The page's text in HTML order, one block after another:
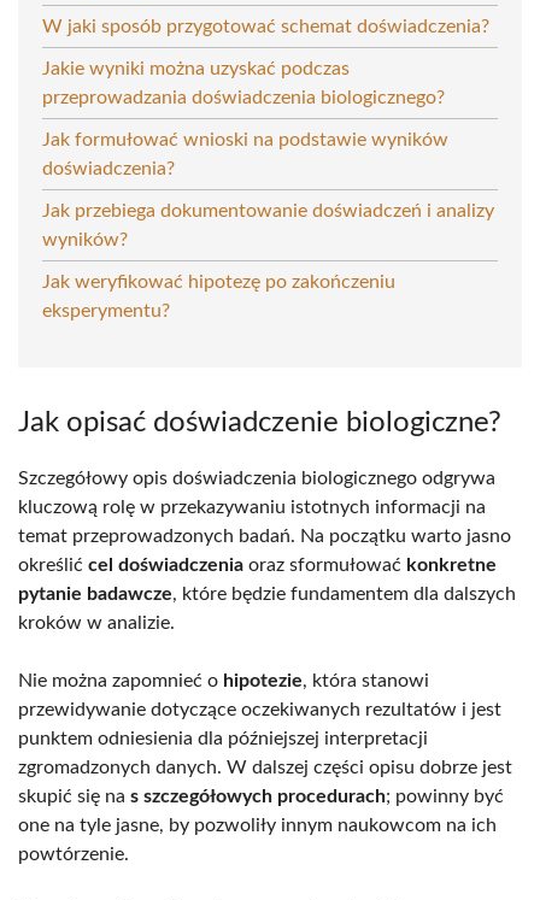
W jaki sposób przygotować schemat doświadczenia?
Jakie wyniki można uzyskać podczas
przeprowadzania doświadczenia biologicznego?
Jak formułować wnioski na podstawie wyników
doświadczenia?
Jak przebiega dokumentowanie doświadczeń i analizy
wyników?
Jak weryfikować hipotezę po zakończeniu
eksperymentu?
Jak opisać doświadczenie biologiczne?
Szczegółowy opis doświadczenia biologicznego odgrywa
kluczową rolę w przekazywaniu istotnych informacji na
temat przeprowadzonych badań. Na początku warto jasno
określić cel doświadczenia oraz sformułować konkretne
pytanie badawcze, które będzie fundamentem dla dalszych
kroków w analizie.
Nie można zapomnieć o hipotezie, która stanowi
przewidywanie dotyczące oczekiwanych rezultatów i jest
punktem odniesienia dla późniejszej interpretacji
zgromadzonych danych. W dalszej części opisu dobrze jest
skupić się na s szczegółowych procedurach; powinny być
one na tyle jasne, by pozwoliły innym naukowcom na ich
powtórzenie.